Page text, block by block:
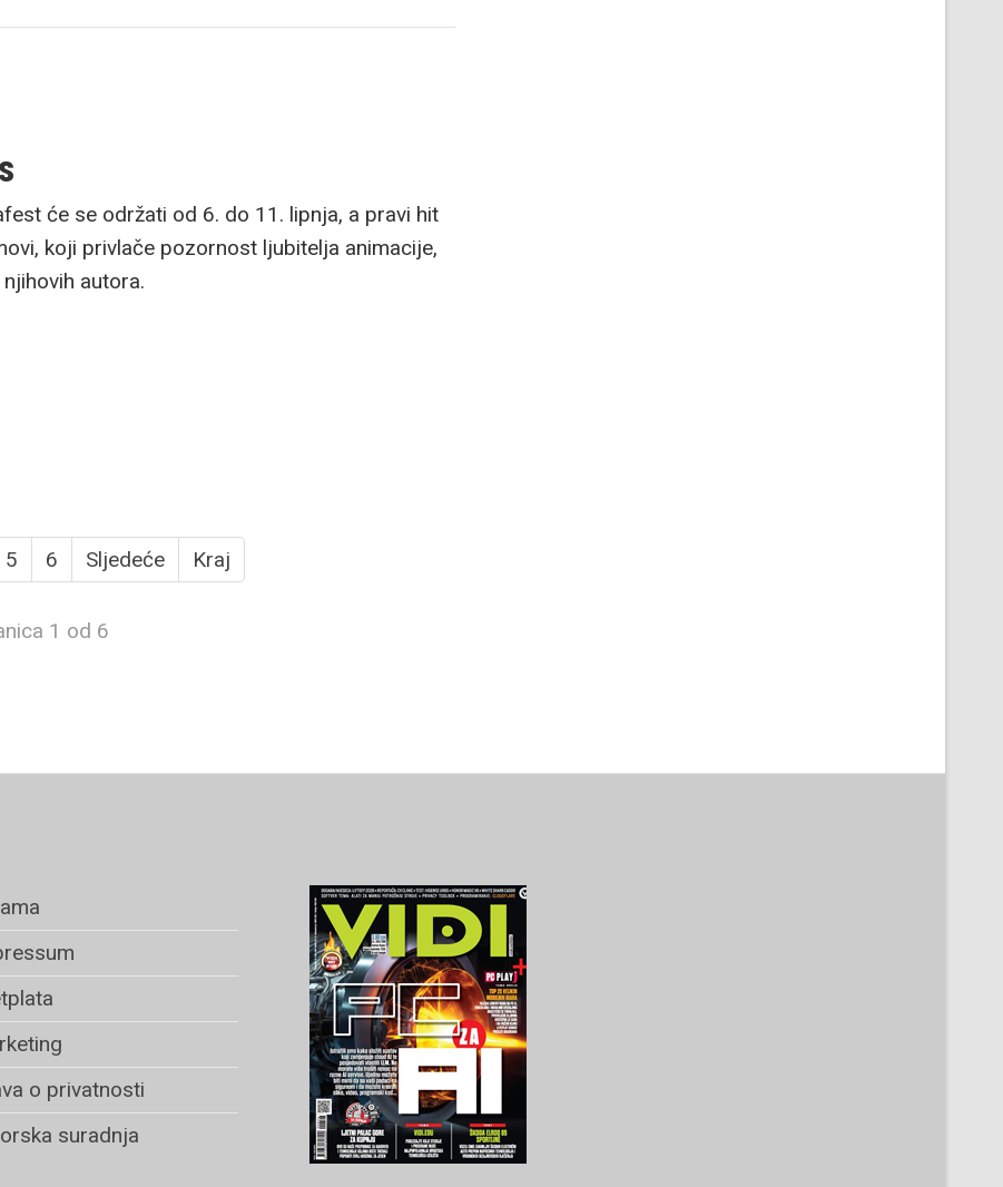
će se održati od 6. do 11. lipnja, a pravi hit
koji privlače pozornost ljubitelja animacije,
autora.
5 6 Sljedeće Kraj
1 od 6
o privatnosti
suradnja